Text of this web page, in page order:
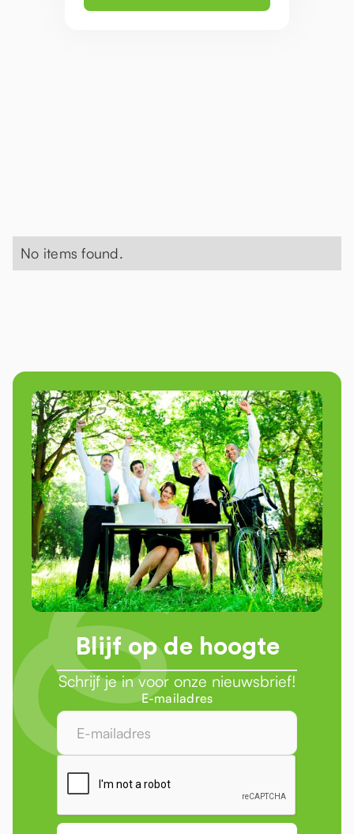
No items found.
Blijf op de hoogte
Schrijf je in voor onze nieuwsbrief!
E-mailadres